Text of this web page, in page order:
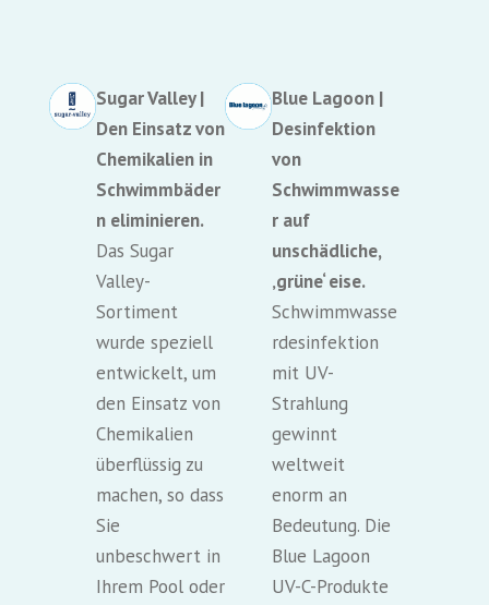
Sugar Valley |
Den Einsatz von
Chemikalien in
Schwimmbäder
n eliminieren.
Das Sugar
Valley-
Sortiment
wurde speziell
entwickelt, um
den Einsatz von
Chemikalien
überflüssig zu
machen, so dass
Sie
unbeschwert in
Ihrem Pool oder
Blue Lagoon |
Desinfektion
von
Schwimmwasse
r auf
unschädliche,
‚grüne‘ eise.
Schwimmwasse
rdesinfektion
mit UV-
Strahlung
gewinnt
weltweit
enorm an
Bedeutung. Die
Blue Lagoon
UV-C-Produkte